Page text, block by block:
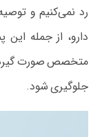
رد نمی‌کنیم و
دارو، از جمله
متخصص صورت گیرد
جلوگیری شود.